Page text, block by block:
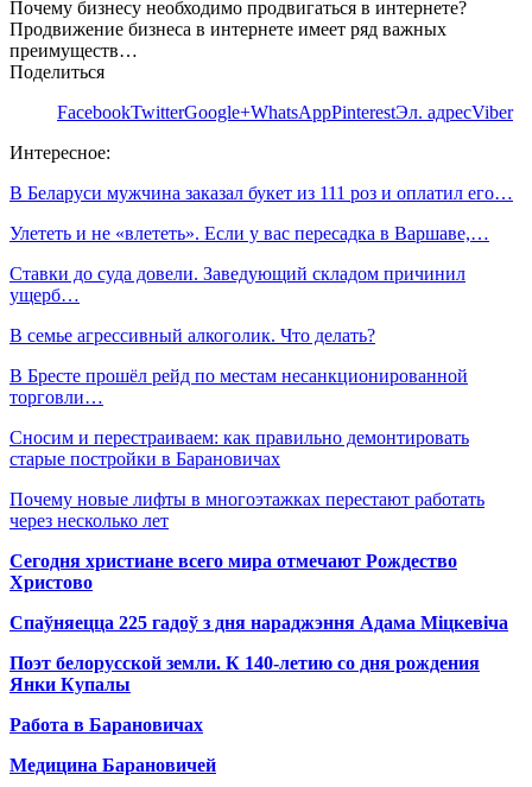
Почему бизнесу необходимо продвигаться в интернете?
Продвижение бизнеса в интернете имеет ряд важных
преимуществ…
Поделиться
FacebookTwitterGoogle+WhatsAppPinterestЭл. адресViber
Интересное:
В Беларуси мужчина заказал букет из 111 роз и оплатил его…
Улететь и не «влететь». Если у вас пересадка в Варшаве,…
Ставки до суда довели. Заведующий складом причинил
ущерб…
В семье агрессивный алкоголик. Что делать?
В Бресте прошёл рейд по местам несанкционированной
торговли…
Сносим и перестраиваем: как правильно демонтировать
старые постройки в Барановичах
Почему новые лифты в многоэтажках перестают работать
через несколько лет
Сегодня христиане всего мира отмечают Рождество
Христово
Спаўняецца 225 гадоў з дня нараджэння Адама Міцкевіча
Поэт белорусской земли. К 140-летию со дня рождения
Янки Купалы
Работа в Барановичах
Медицина Барановичей